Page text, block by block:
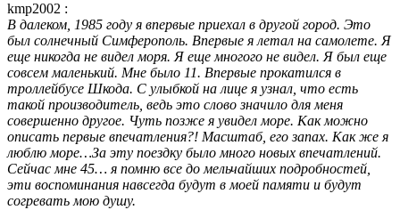
kmp2002 :
В далеком, 1985 году я впервые приехал в другой город. Это
был солнечный Симферополь. Впервые я летал на самолете. Я
еще никогда не видел моря. Я еще многого не видел. Я был еще
совсем маленький. Мне было 11. Впервые прокатился в
троллейбусе Шкода. С улыбкой на лице я узнал, что есть
такой производитель, ведь это слово значило для меня
совершенно другое. Чуть позже я увидел море. Как можно
описать первые впечатления?! Масштаб, его запах. Как же я
люблю море…За эту поездку было много новых впечатлений.
Сейчас мне 45… я помню все до мельчайших подробностей,
эти воспоминания навсегда будут в моей памяти и будут
согревать мою душу.